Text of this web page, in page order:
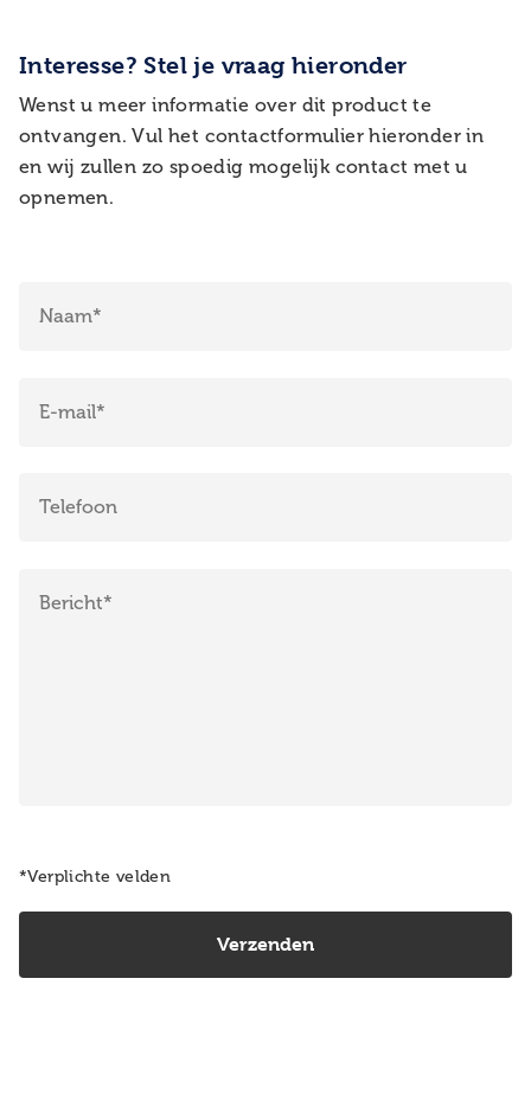
Interesse? Stel je vraag hieronder
Wenst u meer informatie over dit product te
ontvangen. Vul het contactformulier hieronder in
en wij zullen zo spoedig mogelijk contact met u
opnemen.
*Verplichte velden